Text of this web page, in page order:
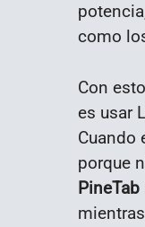
como
Con
es usar
Cuando
porque